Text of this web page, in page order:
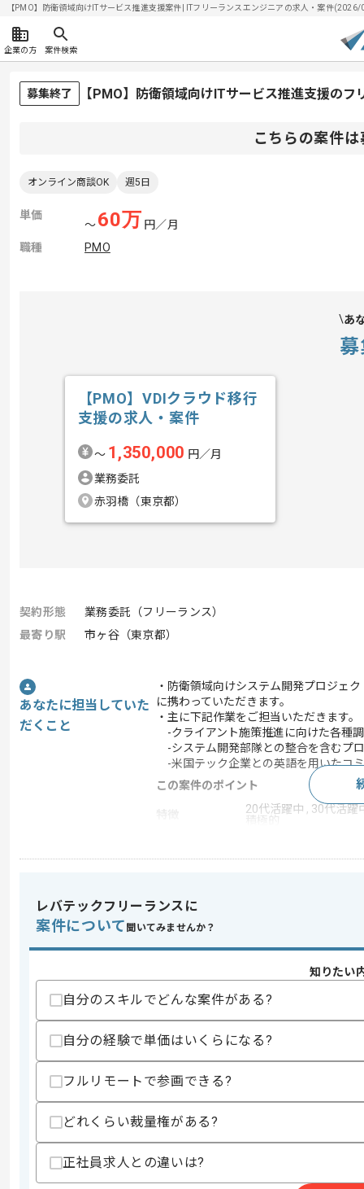
【PMO】防衛領域向けITサービス推進支援案件| ITフリーランスエンジニアの求人・案件
企業の方 案件検索
募集終了 【PMO】防衛領域向けITサービス推進支援のフ
こちらの案件
オンライン商談OK 週5日
単価
〜60万 円／月
職種
PMO
あ
【PMO】VDIクラウド移行
支援の求人・案件
〜 1,350,000 円／月
業務委託
赤羽橋（東京都）
契約形態
業務委託（フリーランス）
最寄り駅
市ヶ谷（東京都）
あなたに担当していた
だくこと
・防衛領域向けシステム開発プロジェ
に携わっていただきます。
・主に下記作業をご担当いただきます。
-クライアント施策推進に向けた各種
-システム開発部隊との整合を含むプ
-米国テック企業との英語を用いたコ
この案件のポイント
20代活躍中 , 30代活躍
積極的
スキル
・ビジネスレベルの英語力
・PowerPoint、Excelを用いた資料構成
・ITに関する知見
・会議の目的、アジェンダ整理後の資料
・プロジェクト管理に関する知見
・サーバー、データセンターに関する知
・Excel関数を用いた計算対応経験
商談回数
1回
レバテックフリーランスに
案件について 聞いてみませんか？
知りたい
自分のスキルでどんな案件がある?
自分の経験で単価はいくらになる?
フルリモートで参画できる?
どれくらい裁量権がある?
正社員求人との違いは?